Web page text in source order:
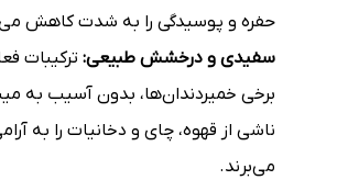
حفره و پوسیدگی را به شدت کاهش
سفیدی و درخشش طبیعی: ترکیبات
برخی خمیردندان‌ها، بدون آسیب به
ناشی از قهوه، چای و دخانیات را به
می‌برند.